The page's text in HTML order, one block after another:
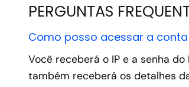
PERGUNTAS
Como posso acessar a
Você receberá o IP e a senha
também receberá os detalhes